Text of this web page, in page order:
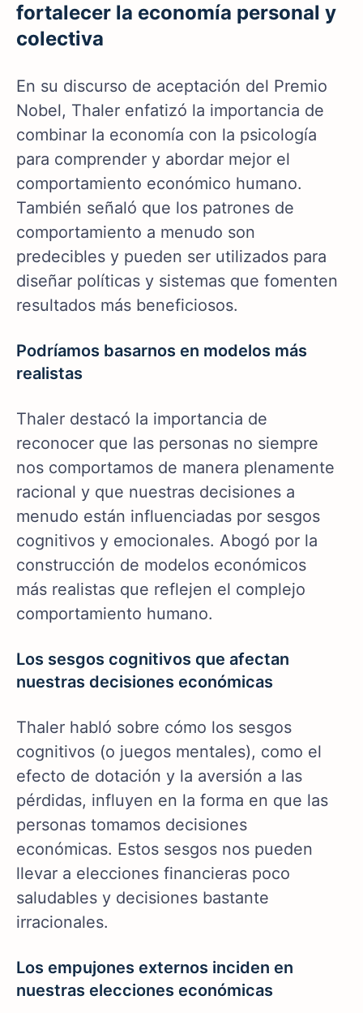
fortalecer la economía personal y
colectiva
En su discurso de aceptación del Premio
Nobel, Thaler enfatizó la importancia de
combinar la economía con la psicología
para comprender y abordar mejor el
comportamiento económico humano.
También señaló que los patrones de
comportamiento a menudo son
predecibles y pueden ser utilizados para
diseñar políticas y sistemas que fomenten
resultados más beneficiosos.
Podríamos basarnos en modelos más
realistas
Thaler destacó la importancia de
reconocer que las personas no siempre
nos comportamos de manera plenamente
racional y que nuestras decisiones a
menudo están influenciadas por sesgos
cognitivos y emocionales. Abogó por la
construcción de modelos económicos
más realistas que reflejen el complejo
comportamiento humano.
Los sesgos cognitivos que afectan
nuestras decisiones económicas
Thaler habló sobre cómo los sesgos
cognitivos (o juegos mentales), como el
efecto de dotación y la aversión a las
pérdidas, influyen en la forma en que las
personas tomamos decisiones
económicas. Estos sesgos nos pueden
llevar a elecciones financieras poco
saludables y decisiones bastante
irracionales.
Los empujones externos inciden en
nuestras elecciones económicas